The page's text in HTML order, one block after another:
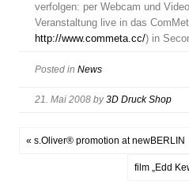
verfolgen: per Webcam und
Veranstaltung live in das
http://www.commeta.cc/) in
Posted in News
21. Mai 2008 by3D Druck Shop
« s.Oliver® promotion at newBERLIN
film „Edd